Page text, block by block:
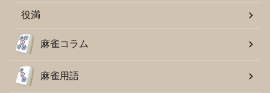
役満
麻雀コラム
麻雀用語